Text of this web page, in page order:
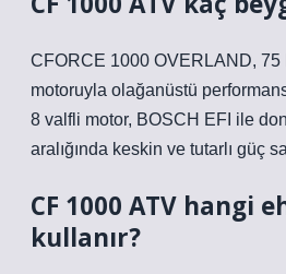
CFORCE 1000 OVERLAND, 75
motoruyla olağanüstü performans
8 valfli motor, BOSCH EFI ile
aralığında keskin ve tutarlı güç
CF 1000 ATV hangi
kullanır?